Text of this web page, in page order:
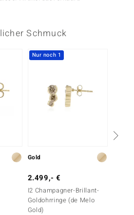
Schmuck
Nur noch 1
Gold
2.499,- €
I2 Champagner-Brillant-
Goldohrringe (de Melo
Gold)